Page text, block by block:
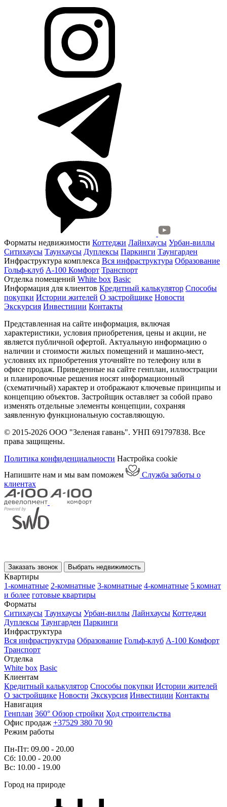
Форматы недвижимости Коттеджи Лайнхаусы Урбан-виллы
Ситихаусы Таунхаусы Дуплексы Паркинги Таунгарден
Инфраструктура комплекса Вся инфраструктура Образование
Гольф-клуб А-100 Комфорт Транспорт
Отделка помещений White box Basic
Информация для клиентов Кредитный калькулятор Способы
покупки Истории жителей О застройщике Новости
Экскурсия Инвестиции Контакты
Представленная на сайте информация, включая
характеристики, условия приобретения, цены и акции, не
является публичной офертой. Актуальную информацию о
наличии и стоимости жилых помещений и машино-мест,
условиях их приобретения уточняйте по телефону или в
офисе продаж. Приведенные на сайте генплан, иллюстрации
и планировочные решения носят информационный
(схематичный) характер и отображают ключевые принципы и
концепцию объектов. Застройщик оставляет за собой право
изменять отдельные элементы концепции, сохраняя
заявленную функциональную составляющую.
© 2015-2026 ООО "Зеленая гавань". УНП 691797838. Все
права защищены.
Политика конфиденциальности Настройка cookie
Напишите нам и мы вам поможем
Служба заботы о
клиентах
Заказать звонок Выбрать недвижимость
Квартиры
1-комнатные 2-комнатные 3-комнатные 4-комнатные 5 комнат
и более готовые квартиры
Форматы
Ситихаусы Таунхаусы Урбан-виллы Лайнхаусы Коттеджи
Дуплексы Таунгарден Паркинги
Инфраструктура
Вся инфраструктура Образование Гольф-клуб А-100 Комфорт
Транспорт
Отделка
White box Basic
Клиентам
Кредитный калькулятор Способы покупки Истории жителей
О застройщике Новости Экскурсия Инвестиции Контакты
Навигация
Генплан 360° Обзор стройки Ход строительства
Офис продаж +37529 380 70 90
Режим работы
Пн-Пт: 09.00 - 20.00
Сб: 10.00 - 20.00
Вс: 10.00 - 19.00
Город на природе